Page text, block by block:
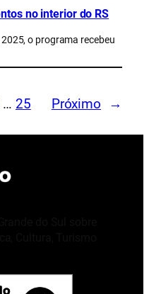
no interior do RS
o programa recebeu
… 25 Próximo →